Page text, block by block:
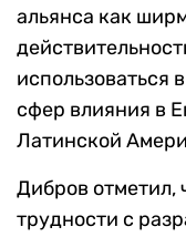
альянса как
использоваться
сфер влияния в
Латинской
Дибров отметил,
трудности с